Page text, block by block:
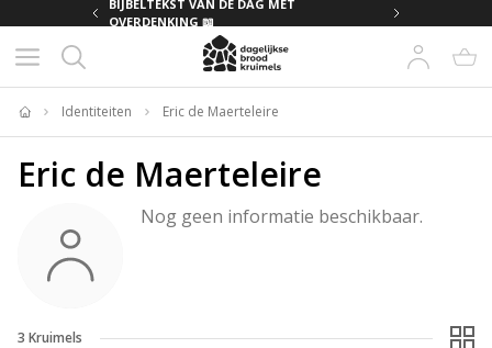
BIJBELTEKST VAN DE DAG MET
OVERDENKING 📖
Home
Identiteiten Eric de Maerteleire
Eric de Maerteleire
Nog geen informatie beschikbaar.
3 Kruimels